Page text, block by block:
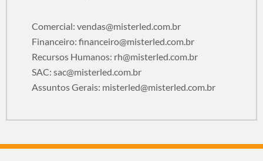
Comercial: vendas@misterled.com.br
Financeiro: financeiro@misterled.com.br
Recursos Humanos: rh@misterled.com.br
SAC: sac@misterled.com.br
Assuntos Gerais: misterled@misterled.com.br